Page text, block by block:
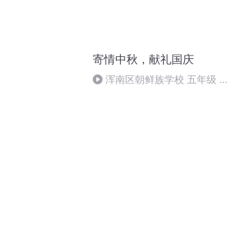
寄情中秋，献礼国庆
浑南区朝鲜族学校 五年级 孙